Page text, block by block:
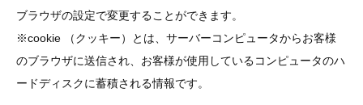
ブラウザの設定で変更することができます。
※cookie （クッキー）とは、サーバーコンピュータからお客様
のブラウザに送信され、お客様が使用しているコンピュータのハ
ードディスクに蓄積される情報です。